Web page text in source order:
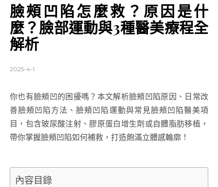
臉頰凹陷怎麼救？原因是什
麼？臉部運動與3種醫美療程全
解析
2025-4-1
你也有臉頰凹的困擾嗎？本文解析臉頰凹陷原因、日常改
善臉頰凹陷方法、臉頰凹陷運動與常見臉頰凹陷醫美項
目，包含玻尿酸注射、膠原蛋白增生劑或自體脂肪移植，
帶你掌握臉頰凹陷如何補救，打造飽滿立體感輪廓！
內容目錄